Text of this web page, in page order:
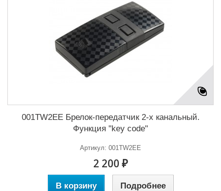
001TW2EE Брелок-передатчик 2-х канальный.
Функция "key code"
Артикул: 001TW2EE
2 200 ₽
В корзину Подробнее